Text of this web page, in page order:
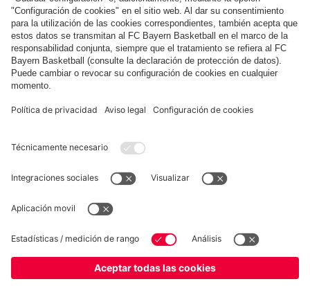
COLABORADOR
Baloncesto Allianz Arena MediaCenter